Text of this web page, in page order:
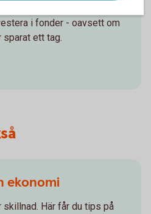
i fonder - oavsett om
sparat ett tag.
ekonomi
Här får du tips på